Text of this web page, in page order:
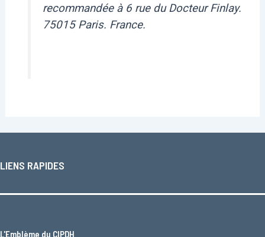
recommandée à 6 rue du Docteur Finlay.
75015 Paris. France.
LIENS RAPIDES
L'Emblème du CIPDH